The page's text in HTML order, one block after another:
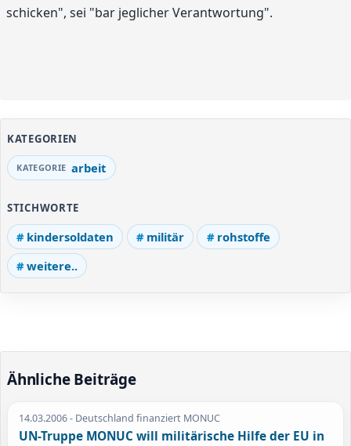
schicken", sei "bar jeglicher Verantwortung".
KATEGORIEN
arbeit
STICHWORTE
kindersoldaten militär
rohstoffe
weitere..
Ähnliche Beiträge
14.03.2006- Deutschland finanziert MONUC
UN-Truppe MONUC will militärische Hilfe der EU in